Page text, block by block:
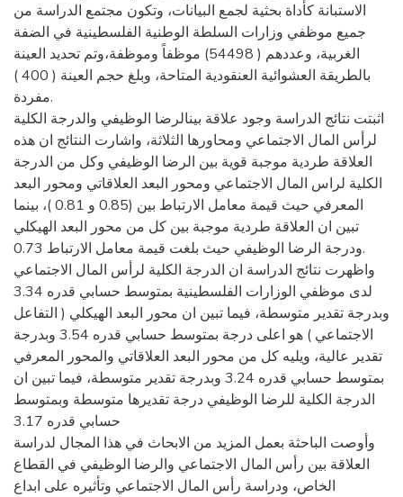
الاستبانة كأداة بحثية لجمع البيانات، وتكون مجتمع الدراسة من
جميع موظفي وزارات السلطة الوطنية الفلسطينية في الضفة
الغربية، وعددهم ( 54498) موظفاً وموظفة،وتم تحديد العينة
بالطريقة العشوائية العنقودية المتاحة، وبلغ حجم العينة ( 400 )
مفردة.
اثبتت نتائج الدراسة وجود علاقة بينالرضا الوظيفي والدرجة الكلية
لرأس المال الاجتماعي ومحاورها الثلاثة، واشارت النتائج ان هذه
العلاقة طردية موجبة قوية بين الرضا الوظيفي وكل من الدرجة
الكلية لراس المال الاجتماعي ومحور البعد العلاقاتي ومحور البعد
المعرفي حيث قيمة معامل الارتباط بين (0.85 و 0.81 )، بينما
تبين ان العلاقة طردية موجبة بين كل من محور البعد الهيكلي
ودرجة الرضا الوظيفي حيث بلغت قيمة معامل الارتباط 0.73.
واظهرت نتائج الدراسة ان الدرجة الكلية لرأس المال الاجتماعي
لدى موظفي الوزارات الفلسطينية بمتوسط حسابي قدره 3.34
وبدرجة تقدير متوسطة، فيما تبين ان محور البعد الهيكلي ( التفاعل
الاجتماعي ) هو اعلى درجة بمتوسط حسابي قدره 3.54 وبدرجة
تقدير عالية، ويليه كل من محور البعد العلاقاتي والمحور المعرفي
بمتوسط حسابي قدره 3.24 وبدرجة تقدير متوسطة، فيما تبين ان
الدرجة الكلية للرضا الوظيفي درجة تقديرها متوسطة وبمتوسط
حسابي قدره 3.17
وأوصت الباحثة بعمل المزيد من الابحاث في هذا المجال لدراسة
العلاقة بين رأس المال الاجتماعي والرضا الوظيفي في القطاع
الخاص، ودراسة رأس المال الاجتماعي وتأثيره على ابداع